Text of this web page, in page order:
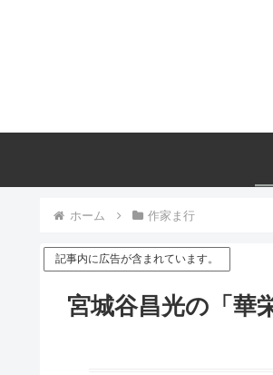
ホーム 作家ま行
記事内に広告が含まれています。
宮城谷昌光の「華